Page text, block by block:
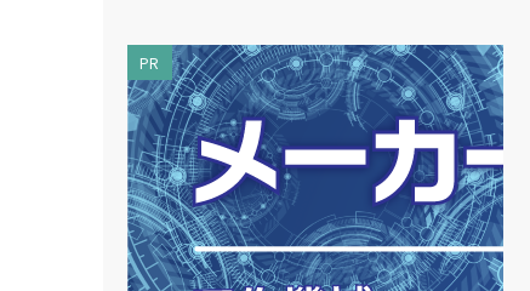
PR